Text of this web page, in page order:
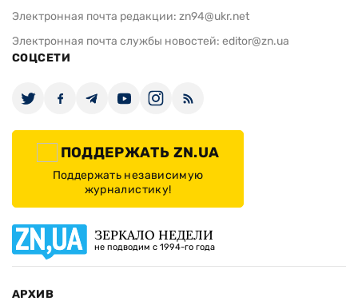
Электронная почта редакции: zn94@ukr.net
Электронная почта службы новостей: editor@zn.ua
СОЦСЕТИ
ПОДДЕРЖАТЬ ZN.UA
Поддержать независимую
журналистику!
ЗЕРКАЛО НЕДЕЛИ
не подводим с 1994-го года
АРХИВ